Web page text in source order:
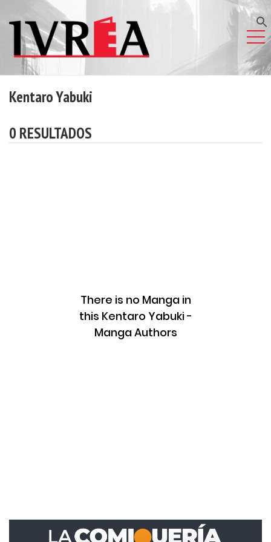
Kentaro Yabuki
0 RESULTADOS
There is no Manga in
this Kentaro Yabuki -
Manga Authors